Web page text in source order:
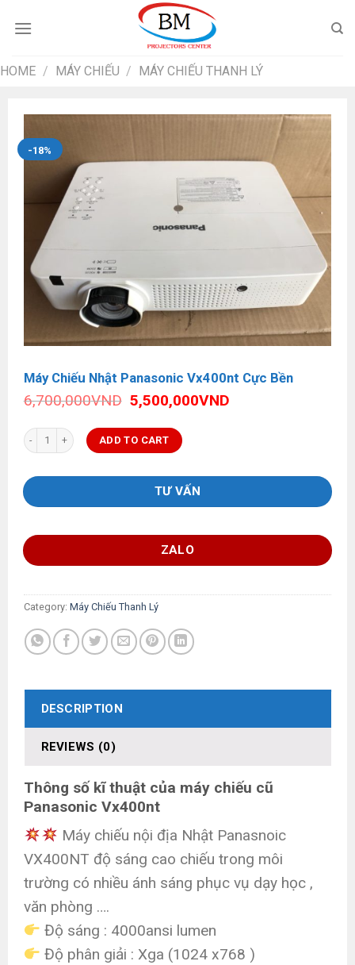
đến
dung
HOME / MÁY CHIẾU / MÁY CHIẾU THANH LÝ
-18%
Máy Chiếu Nhật Panasonic Vx400nt Cực Bền
6,700,000VND Original
price
was:
6,700,000VND.
5,500,000VND
Máy Chiếu Nhật Panasonic Vx400nt Cực Bền quantity
ADD TO CART
TƯ VẤN
ZALO
Category: Máy Chiếu Thanh Lý
DESCRIPTION
REVIEWS (0)
Thông số kĩ thuật của máy chiếu cũ
Panasonic Vx400nt
Máy chiếu nội địa Nhật Panasnoic
VX400NT độ sáng cao chiếu trong môi
trường có nhiều ánh sáng phục vụ dạy học ,
văn phòng ….
Độ sáng : 4000ansi lumen
Độ phân giải : Xga (1024 x768 )